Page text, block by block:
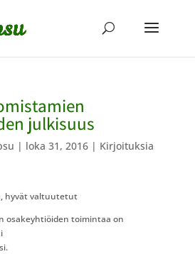
julkisuus
| loka 31, 2016| Kirjoituksia
hyvät valtuutetut
osakeyhtiöiden toimintaa on